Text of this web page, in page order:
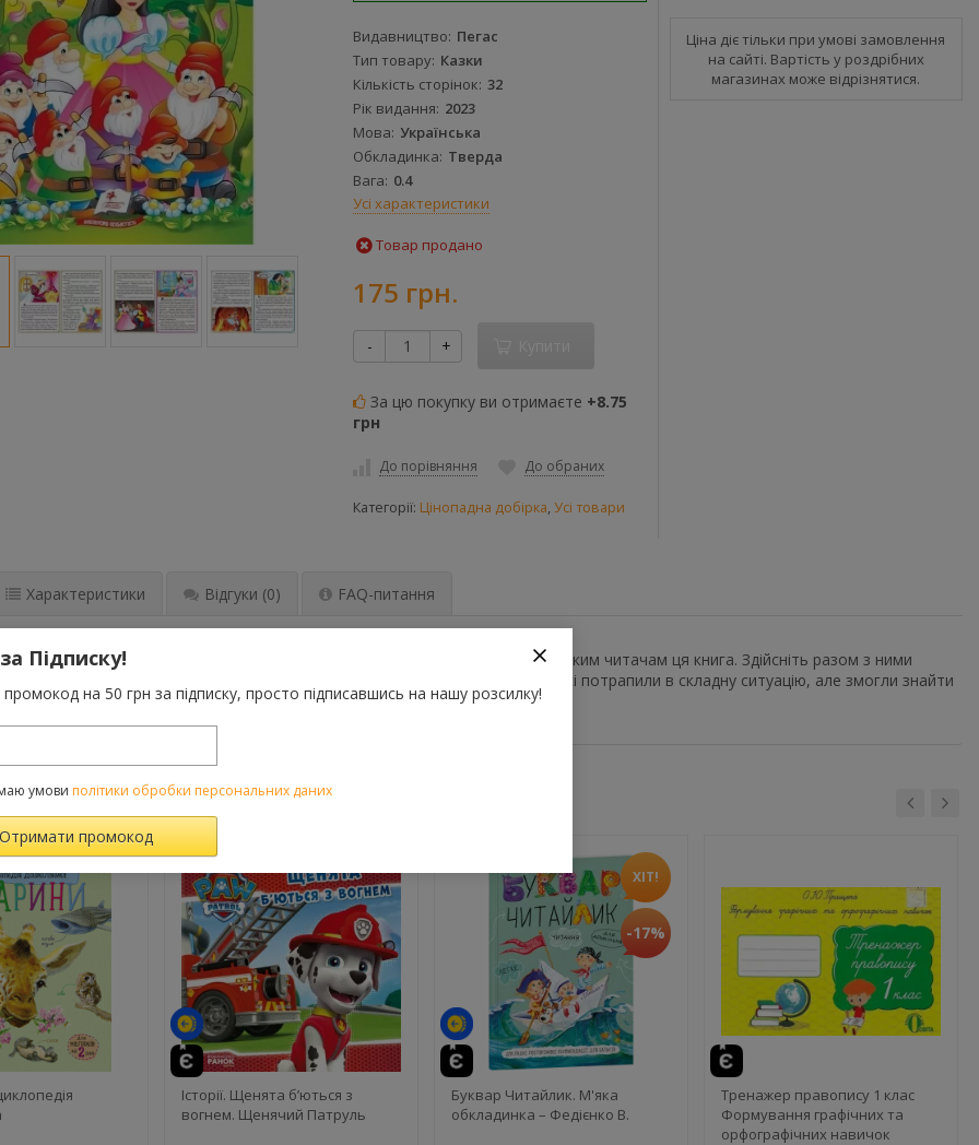
Видавництво Пегас
Тип товару Казки
Кількість сторінок 32
Рік видання 2023
Мова Українська
Обкладинка Тверда
Вага 0.4
Усі характеристики
Товар продано
175 грн.
- +
За цю покупку ви отримаєте +8.75
грн
До порівняння До обраних
Категорії: Цінопадна добірка, Усі товари
Ціна діє тільки при умові замовлення
на сайті. Вартість у роздрібних
магазинах може відрізнятися.
Характеристики Відгуки (0) FAQ-питання
героями російських та українських народних казок пропонує маленьким читачам ця книга. Здійсніть разом з ними
казковою країною, зустрічаючи на своєму шляху казкових героїв, які потрапили в складну ситуацію, але змогли знайти
ТАКОЖ КУПУЮТЬ
Історії. Щенята б’ються з
вогнем. Щенячий Патруль
ХІТ!
-17%
Буквар Читайлик. М'яка
обкладинка – Федієнко В.
Тренажер правопису 1 клас
Формування графічних та
орфографічних навичок
Підписку!
на 50 грн за підписку, просто підписавшись на нашу розсилку!
умови політики обробки персональних даних